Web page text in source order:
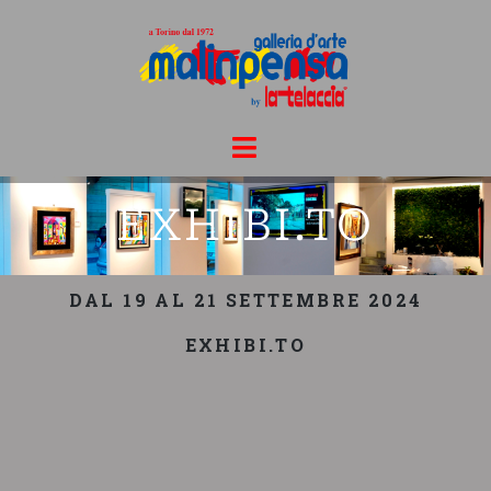
EXHIBI.TO
DAL 19 AL 21 SETTEMBRE 2024
EXHIBI.TO